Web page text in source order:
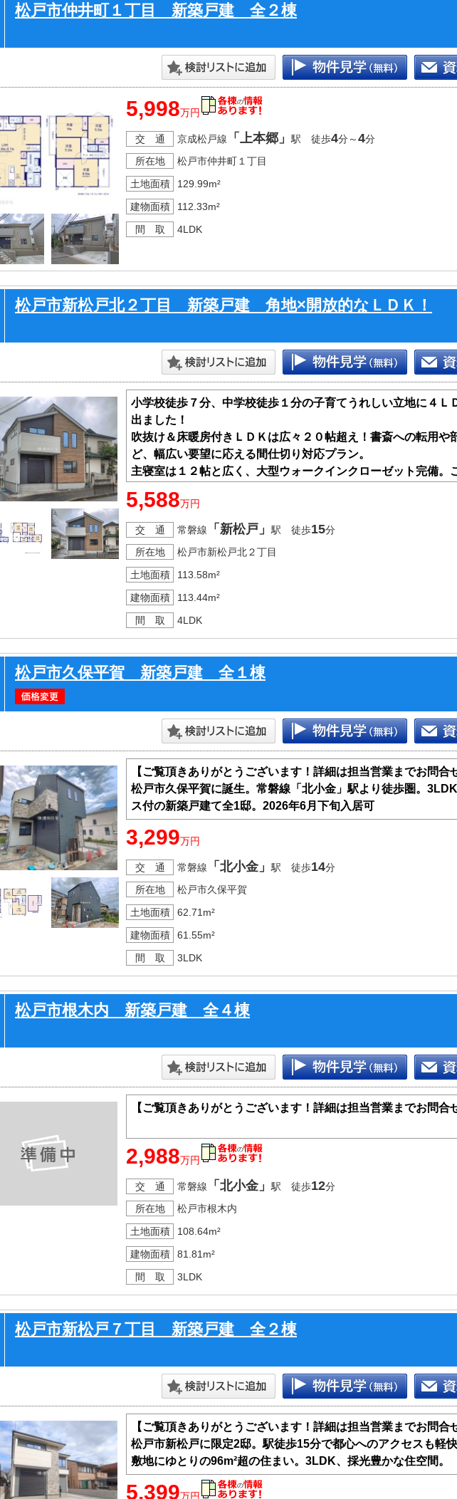
松戸市仲井町１丁目 新築戸建 全２棟
5,998万円
交 通 京成松戸線 「上本郷」 駅 徒歩4分～4分
所在地
松戸市仲井町１丁目
土地面積
129.99m²
建物面積
112.33m²
間 取
4LDK
松戸市新松戸北２丁目 新築戸建 角地×開放的なＬＤＫ！
小学校徒歩７分、中学校徒歩１分の子育てうれしい立地に４Ｌ
出ました！
吹抜け＆床暖房付きＬＤＫは広々２０帖超え！書斎への転用や
ど、幅広い要望に応える間仕切り対応プラン。
主寝室は１２帖と広く、大型ウォークインクローゼット完備。
前面道路幅６ｍ以上の角地につき開放感があり、車の出し入れ
よ。
現地だけでなく周辺環境のご案内もしております。送迎サービ
ますのでお気軽にお問合せ下さい。
・北東×西の角地
・玄関近くに水まわり（洗面所、トイレ、お風呂）を設置
・ウォークインクローゼットで満足の収納力
・フラット35S利用可
・30年長期保証
5,588万円
交 通 常磐線 「新松戸」 駅 徒歩15分
所在地
松戸市新松戸北２丁目
土地面積
113.58m²
建物面積
113.44m²
間 取
4LDK
松戸市久保平賀 新築戸建 全１棟
【ご覧頂きありがとうございます！詳細は担当営業までお問合
松戸市久保平賀に誕生。常磐線「北小金」駅より徒歩圏。
ス付の新築戸建て全1邸。2026年6月下旬入居可
3,299万円
交 通 常磐線 「北小金」 駅 徒歩14分
所在地
松戸市久保平賀
土地面積
62.71m²
建物面積
61.55m²
間 取
3LDK
松戸市根木内 新築戸建 全４棟
【ご覧頂きありがとうございます！詳細は担当営業までお問合
2,988万円
交 通 常磐線 「北小金」 駅 徒歩12分
所在地
松戸市根木内
土地面積
108.64m²
建物面積
81.81m²
間 取
3LDK
松戸市新松戸７丁目 新築戸建 全２棟
【ご覧頂きありがとうございます！詳細は担当営業までお問合
松戸市新松戸に限定2邸。駅徒歩15分で都心へのアクセスも軽
敷地にゆとりの96m²超の住まい。3LDK、採光豊かな住空間。
5,399万円